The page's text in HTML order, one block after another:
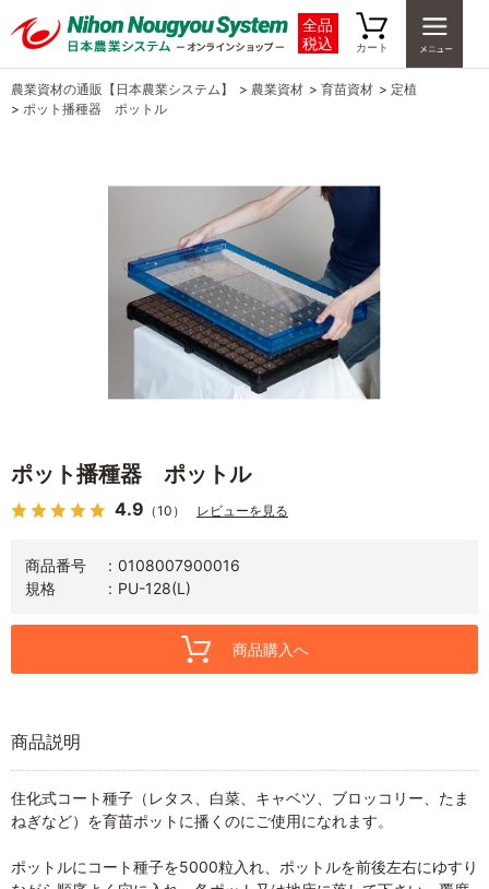
全品
税込
カート
農業資材の通販【日本農業システム】 > 農業資材 > 育苗資材 > 定植
> ポット播種器 ポットル
ポット播種器 ポットル
4.9 （10） レビューを見る
商品番号
0108007900016
規格
PU-128(L)
商品購入へ
商品説明
住化式コート種子（レタス、白菜、キャベツ、ブロッコリー、たま
ねぎなど）を育苗ポットに播くのにご使用になれます。
ポットルにコート種子を5000粒入れ、ポットルを前後左右にゆすり